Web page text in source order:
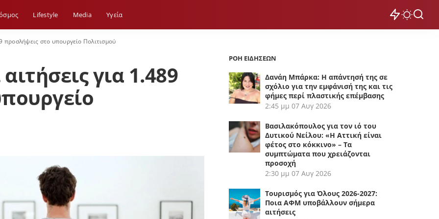
Lifestyle Media Yγεία
προσλήψεις στο υπουργείο Πολιτισμού
για 1.489
ΡΟΗ ΕΙΔΗΣΕΩΝ
Δανάη Μπάρκα: Η απάντησή της σε
σχόλιο για την εμφάνισή της και τις
φήμες περί πλαστικής επέμβασης
2:45 μμ 07 Αυγ 2026
Βασιλακόπουλος για τον ιό του
Δυτικού Νείλου: «Η Αττική είναι
φέτος στο κόκκινο» – Τα
συμπτώματα που χρειάζονται
προσοχή
2:30 μμ 07 Αυγ 2026
Τουρισμός για Όλους 2026-2027:
Ποια ΑΦΜ υποβάλλουν σήμερα
αιτήσεις